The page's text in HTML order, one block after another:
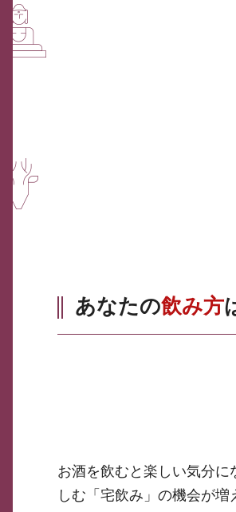
あなたの飲み方
お酒を飲むと楽しい気分
しむ「宅飲み」の機会が